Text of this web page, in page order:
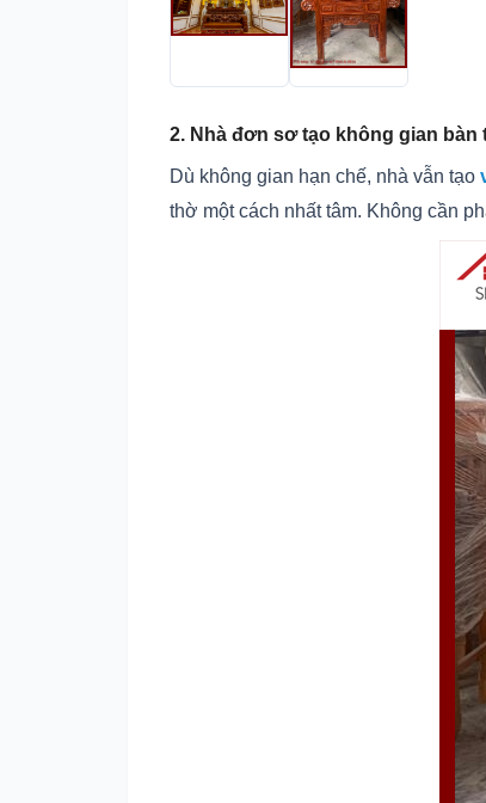
2. Nhà đơn sơ tạo không gian bàn
Dù không gian hạn chế, nhà vẫn tạo
thờ một cách nhất tâm. Không cần